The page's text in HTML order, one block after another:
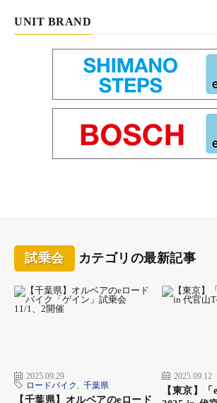
UNIT BRAND
試乗会 カテゴリの最新記事
2025.09.29
ロードバイク
千葉県
【千葉県】オルベアのeロード
2025.09.12
【東京】